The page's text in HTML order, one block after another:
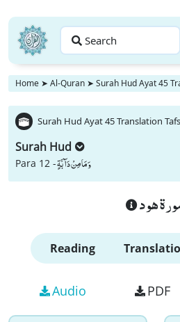
Search
Home ➤ Al-Quran ➤ Surah Hud Ayat 45
Surah Hud Ayat 45 Translation
Surah Hud
Para 12 -وَ مَا مِنْ دَآبَّةٍ
هود
Reading
Audio PDF